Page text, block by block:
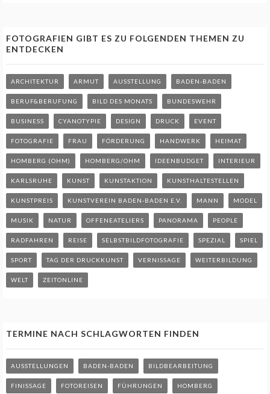
FOTOGRAFIEN GIBT ES ZU FOLGENDEN THEMEN ZU
ENTDECKEN
ARCHITEKTUR ARMUT AUSSTELLUNG BADEN-BADEN
BERUF&BERUFUNG BILD DES MONATS BUNDESWEHR
BUSINESS CYANOTYPIE DESIGN DRUCK EVENT
FOTOGRAFIE FRAU FÖRDERUNG HANDWERK HEIMAT
HOMBERG (OHM) HOMBERG/OHM IDEENBUDGET INTERIEUR
KARLSRUHE KUNST KUNSTAKTION KUNSTHALTESTELLEN
KUNSTPREIS KUNSTVEREIN BADEN-BADEN E.V. MANN MODEL
MUSIK NATUR OFFENEATELIERS PANORAMA PEOPLE
RADFAHREN REISE SELBSTBILDFOTOGRAFIE SPEZIAL SPIEL
SPORT TAG DER DRUCKKUNST VERNISSAGE WEITERBILDUNG
WELT ZEITONLINE
TERMINE NACH SCHLAGWORTEN FINDEN
AUSSTELLUNGEN BADEN-BADEN BILDBEARBEITUNG
FINISSAGE FOTOREISEN FÜHRUNGEN HOMBERG